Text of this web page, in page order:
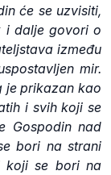
će se uzvisiti,
i dalje govori o
između
mir.
je prikazan kao
i svih koji se
Gospodin nad
bori na strani
koji se bori na